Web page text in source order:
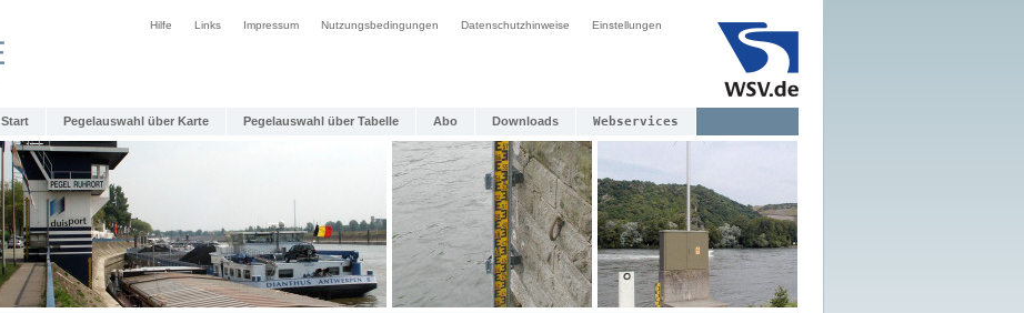
Hilfe Links Impressum Nutzungsbedingungen Datenschutzhinweise Einstellungen
Start Pegelauswahl über Karte Pegelauswahl über Tabelle Abo Downloads Webservices